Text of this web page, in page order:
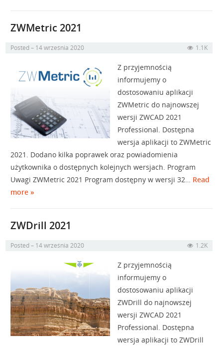
ZWMetric 2021
Posted 14 września 2020 1.1K
Z przyjemnością
informujemy o
dostosowaniu aplikacji
ZWMetric do najnowszej
wersji ZWCAD 2021
Professional. Dostępna
wersja aplikacji to ZWMetric
2021. Dodano kilka poprawek oraz powiadomienia
użytkownika o dostępnych kolejnych wersjach. Program
Uwagi ZWMetric 2021 Program dostępny w wersji 32… Read
more »
ZWDrill 2021
Posted 14 września 2020 1.2K
Z przyjemnością
informujemy o
dostosowaniu aplikacji
ZWDrill do najnowszej
wersji ZWCAD 2021
Professional. Dostępna
wersja aplikacji to ZWDrill